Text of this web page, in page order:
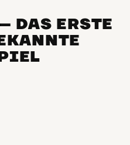
DAS ERSTE